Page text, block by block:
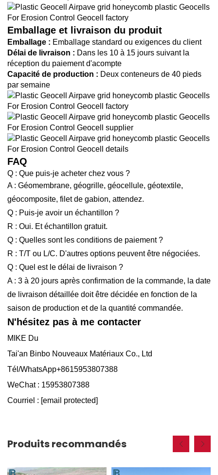
Emballage et livraison du produit
Emballage : Emballage standard ou exigences du client
Délai de livraison : Dans les 10 à 15 jours suivant la
réception du paiement d'acompte
Capacité de production : Deux conteneurs de 40 pieds
par semaine
FAQ
Q : Que puis-je acheter chez vous ?
A : Géomembrane, géogrille, géocellule, géotextile,
géocomposite, filet de gabion, attendez.
Q : Puis-je avoir un échantillon ?
R : Oui. Et échantillon gratuit.
Q : Quelles sont les conditions de paiement ?
R : T/T ou L/C. D'autres options peuvent être négociées.
Q : Quel est le délai de livraison ?
A : 3 à 20 jours après confirmation de la commande, la date
de livraison détaillée doit être décidée en fonction de la
saison de production et de la quantité commandée.
N'hésitez pas à me contacter
MIKE Du
Tai'an Binbo Nouveaux Matériaux Co., Ltd
Tél/WhatsApp+8615953807388
WeChat : 15953807388
Courriel : [email protected]
Produits recommandés